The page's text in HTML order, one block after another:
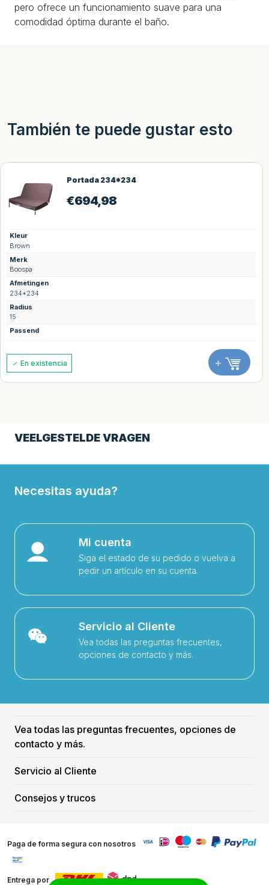
pero ofrece un funcionamiento suave para una
comodidad óptima durante el baño.
También te puede gustar esto
Portada 234*234
€694,98
Kleur
Brown
Merk
Boospa
Afmetingen
234*234
Radius
15
Passend
En existencia +
VEELGESTELDE VRAGEN
Necesitas ayuda?
Mi cuenta
Siga el estado de su pedido o vuelva a
pedir un artículo en su cuenta.
Servicio al Cliente
Vea todas las preguntas frecuentes,
opciones de contacto y más.
Vea todas las preguntas frecuentes, opciones de
contacto y más.
Servicio al Cliente
Consejos y trucos
Paga de forma segura con nosotros
Entrega por